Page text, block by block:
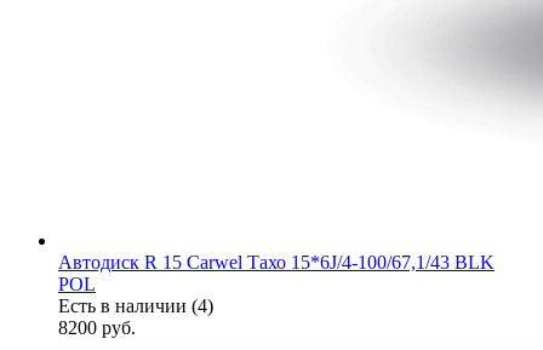
Автодиск R 15 Carwel Тахо 15*6J/4-100/67,1/43 BLK
POL
Есть в наличии (4)
8200 руб.